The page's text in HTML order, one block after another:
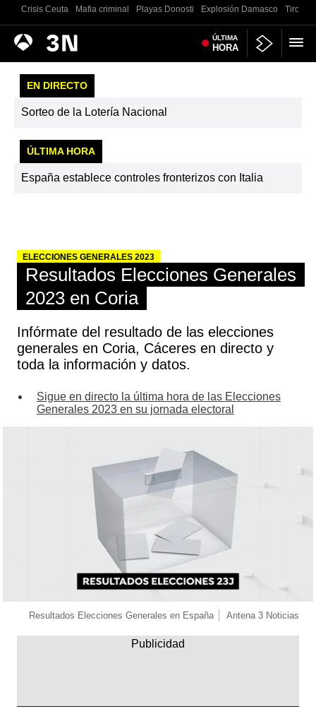
Crisis Ceuta Mafia criminal Playas Donosti Explosión Damasco Tiroteo
Antena
3
Noticias ÚLTIMA
HORA
EN DIRECTO
Sorteo de la Lotería Nacional
ÚLTIMA HORA
España establece controles fronterizos con Italia
ELECCIONES GENERALES 2023
Resultados Elecciones Generales
2023 en Coria
Infórmate del resultado de las elecciones
generales en Coria, Cáceres en directo y
toda la información y datos.
Sigue en directo la última hora de las Elecciones
Generales 2023 en su jornada electoral
Resultados Elecciones Generales en España Antena 3 Noticias